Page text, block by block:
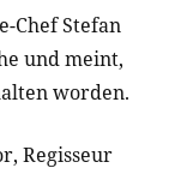
Chef Stefan
und meint,
worden.
Regisseur